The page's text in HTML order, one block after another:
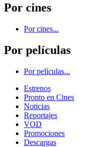
Por cines
Por cines...
Por películas
Por películas...
Estrenos
Pronto en Cines
Noticias
Reportajes
VOD
Promociones
Descargas